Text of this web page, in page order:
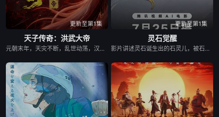
更新至第1集
天子传奇：洪武大帝
元朝末年，天灾不断，乱世动荡，汉人饱受异族压迫，天下苍生苦盼明主。上古神器天翔五灵突然现世，江湖传言 “得五灵者，得天下”。一时间，明教、白莲教等武林势力纷纷出动，争夺至宝。大元朝廷为稳固江山，派出精锐铁骑十三翼，一面残酷镇压反元义军，一面全力追查五灵下落。就在这风雨飘摇的乱世之中，一代新天子悄然崛起，一场席卷天下、改写王朝命运的夺鼎争霸，就此拉开序幕。
更新至第1集
灵石觉醒
影片讲述灵石诞生出的石灵儿，被石矶娘娘收养。哪吒误伤石矶徒弟，太乙真人偏袒哪吒，锁住石矶。石灵儿为救母学艺，却卷入太白金星的阴谋。最终石灵儿自我觉醒，和族人同心协力打破天罗地网，拯救族人的英雄之旅。